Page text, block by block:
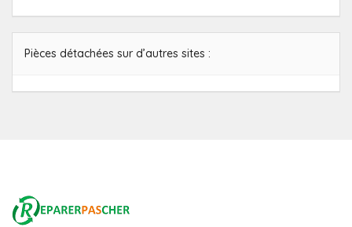
Pièces détachées sur d’autres sites :